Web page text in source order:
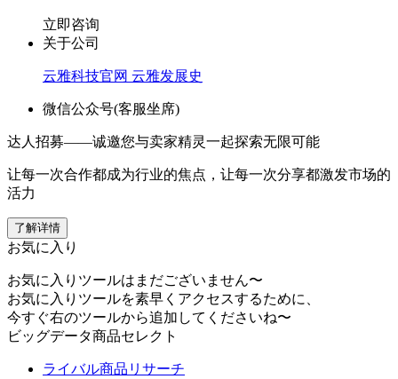
立即咨询
关于公司
云雅科技官网 云雅发展史
微信公众号(客服坐席)
达人招募——诚邀您与卖家精灵一起探索无限可能
让每一次合作都成为行业的焦点，让每一次分享都激发市场的
活力
了解详情
お気に入り
お気に入りツールはまだございません〜
お気に入りツールを素早くアクセスするために、
今すぐ右のツールから追加してくださいね〜
ビッグデータ商品セレクト
ライバル商品リサーチ